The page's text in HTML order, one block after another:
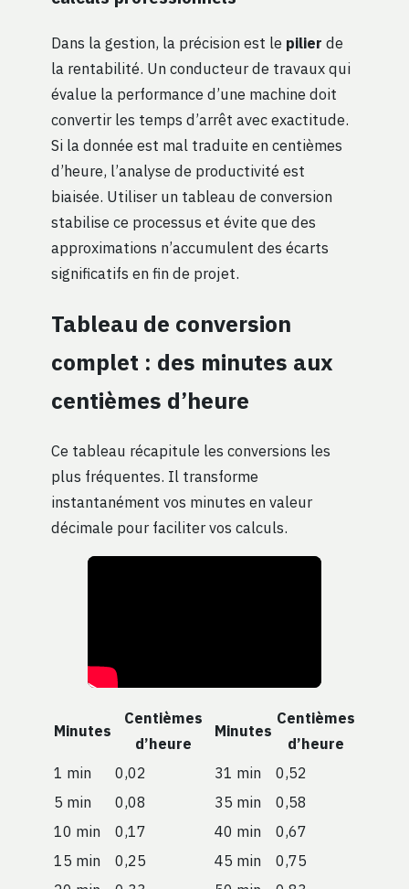
Dans la gestion, la précision est le pilier de
la rentabilité. Un conducteur de travaux qui
évalue la performance d’une machine doit
convertir les temps d’arrêt avec exactitude.
Si la donnée est mal traduite en centièmes
d’heure, l’analyse de productivité est
biaisée. Utiliser un tableau de conversion
stabilise ce processus et évite que des
approximations n’accumulent des écarts
significatifs en fin de projet.
Tableau de conversion
complet : des minutes aux
centièmes d’heure
Ce tableau récapitule les conversions les
plus fréquentes. Il transforme
instantanément vos minutes en valeur
décimale pour faciliter vos calculs.
Minutes
Centièmes
d’heure
Minutes
Centièmes
d’heure
1 min
0,02 31 min
0,52
5 min
0,08 35 min
0,58
10 min
0,17 40 min
0,67
15 min
0,25 45 min
0,75